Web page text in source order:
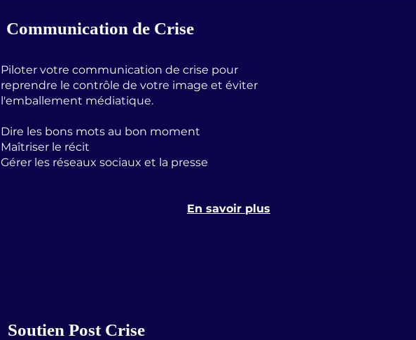
Communication de Crise
Piloter votre communication de crise pour
reprendre le contrôle de votre image et éviter
l'emballement médiatique.
Dire les bons mots au bon moment
Maîtriser le récit
Gérer les réseaux sociaux et la presse
En savoir plus
Soutien Post Crise